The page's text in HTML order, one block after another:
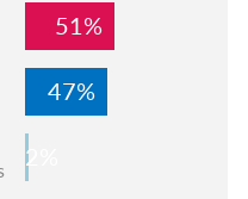
51%
47%
2%